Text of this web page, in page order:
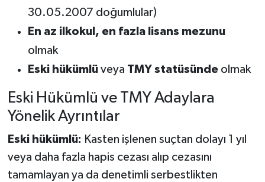
30.05.2007 doğumlular)
En az ilkokul, en fazla lisans mezunu
olmak
Eski hükümlüveya TMY statüsündeolmak
Eski Hükümlü ve TMY Adaylara
Yönelik Ayrıntılar
Eski hükümlü: Kasten işlenen suçtan dolayı 1 yıl
veya daha fazla hapis cezası alıp cezasını
tamamlayan ya da denetimli serbestlikten